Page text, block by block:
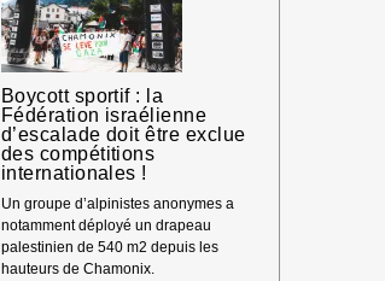
Boycott sportif : la
Fédération israélienne
d’escalade doit être exclue
des compétitions
internationales !
Un groupe d’alpinistes anonymes a
notamment déployé un drapeau
palestinien de 540 m2 depuis les
hauteurs de Chamonix.